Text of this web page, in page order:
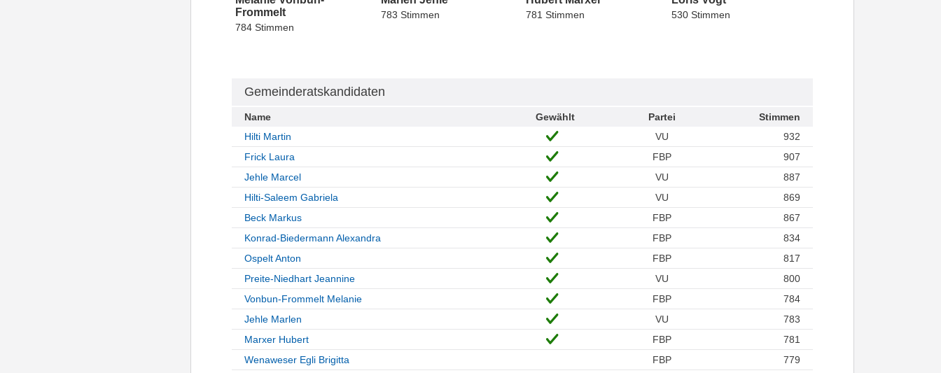
Frommelt
784 Stimmen
783 Stimmen 781 Stimmen 530 Stimmen
Gemeinderatskandidaten
Name Gewählt Partei
Stimmen
Hilti Martin
VU
932
Frick Laura
FBP
907
Jehle Marcel
VU
887
Hilti-Saleem Gabriela
VU
869
Beck Markus
FBP
867
Konrad-Biedermann Alexandra
FBP
834
Ospelt Anton
FBP
817
Preite-Niedhart Jeannine
VU
800
Vonbun-Frommelt Melanie
FBP
784
Jehle Marlen
VU
783
Marxer Hubert
FBP
781
Wenaweser Egli Brigitta
FBP
779